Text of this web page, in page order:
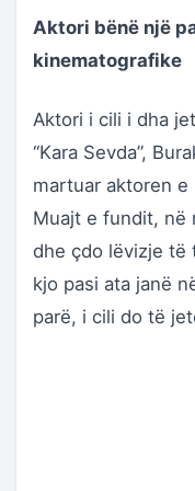
Aktori bënë një
kinematografike
Aktori i cili i dha
“Kara Sevda”,
martuar aktoren e
Muajt e fundit, në
dhe çdo lëvizje të
kjo pasi ata janë
parë, i cili do të